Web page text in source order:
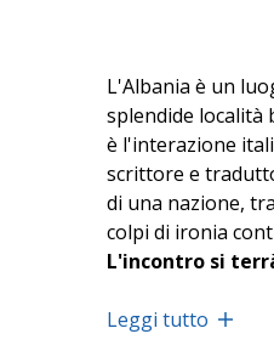
L'Albania è un
splendide località
è l'interazione
scrittore e
di una nazione,
colpi di ironia
L'incontro si
Con il sostegno
Leggi tutto